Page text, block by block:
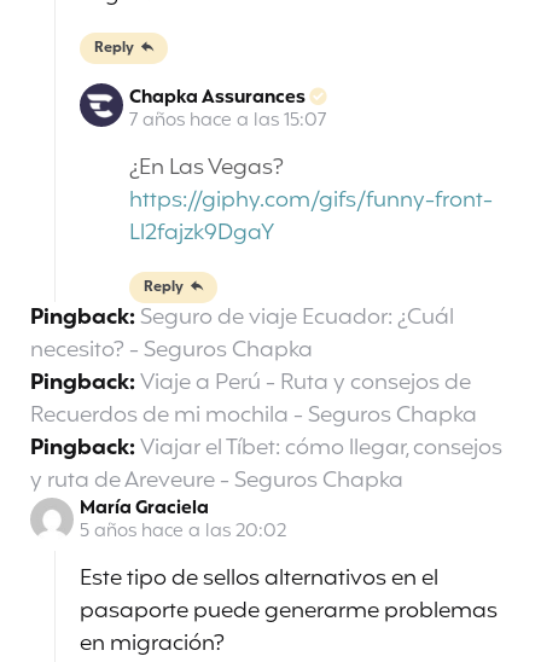
Reply
Chapka Assurances
7 años hace a las 15:07
¿En Las Vegas?
https://giphy.com/gifs/funny-front-
Ll2fajzk9DgaY
Reply
Pingback:Seguro de viaje Ecuador: ¿Cuál
necesito? - Seguros Chapka
Pingback:Viaje a Perú - Ruta y consejos de
Recuerdos de mi mochila - Seguros Chapka
Pingback:Viajar el Tíbet: cómo llegar, consejos
y ruta de Areveure - Seguros Chapka
María Graciela
5 años hace a las 20:02
Este tipo de sellos alternativos en el
pasaporte puede generarme problemas
en migración?